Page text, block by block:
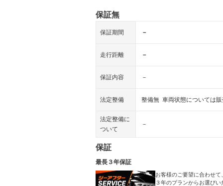
保証無
保証期間 －
走行距離 －
保証内容 －
法定整備 整備無 車両状態については
法定整備に
ついて
－
保証
最長３年保証
お客様のご要望に合わせて
３年のプランからお選び